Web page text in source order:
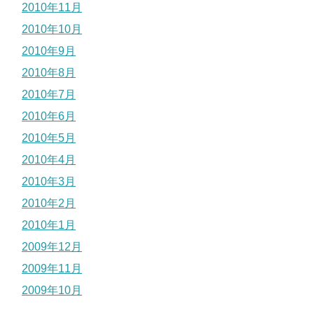
2010年11月
2010年10月
2010年9月
2010年8月
2010年7月
2010年6月
2010年5月
2010年4月
2010年3月
2010年2月
2010年1月
2009年12月
2009年11月
2009年10月